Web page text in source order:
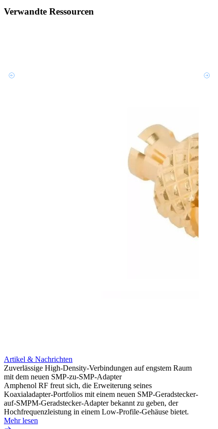
Verwandte Ressourcen
Artikel & Nachrichten
Zuverlässige High-Density-Verbindungen auf engstem Raum
mit dem neuen SMP-zu-SMP-Adapter
Amphenol RF freut sich, die Erweiterung seines
Koaxialadapter-Portfolios mit einem neuen SMP-Geradstecker-
auf-SMPM-Geradstecker-Adapter bekannt zu geben, der
Hochfrequenzleistung in einem Low-Profile-Gehäuse bietet.
Mehr lesen